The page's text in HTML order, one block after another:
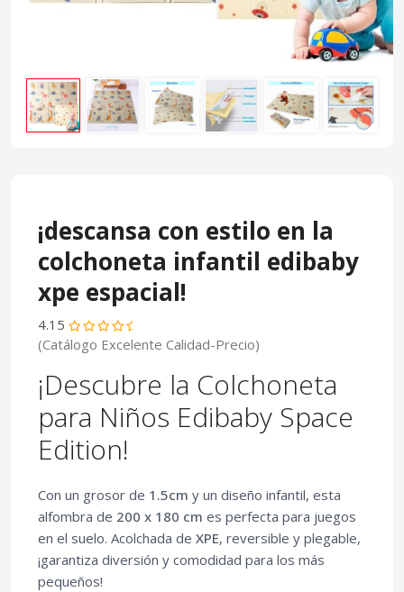
¡descansa con estilo en la
colchoneta infantil edibaby
xpe espacial!
4.15
(Catálogo Excelente Calidad-Precio)
¡Descubre la Colchoneta
para Niños Edibaby Space
Edition!
Con un grosor de 1.5cm y un diseño infantil, esta
alfombra de 200 x 180 cm es perfecta para juegos
en el suelo. Acolchada de XPE, reversible y plegable,
¡garantiza diversión y comodidad para los más
pequeños!